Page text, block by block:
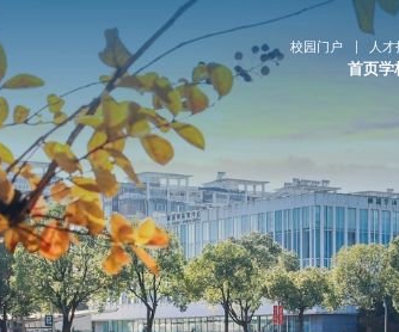
校园门户 人
首页学